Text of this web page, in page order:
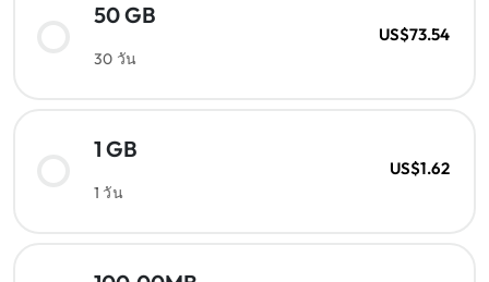
50 GB
30 วัน
US$73.54
1 GB
1 วัน
US$1.62